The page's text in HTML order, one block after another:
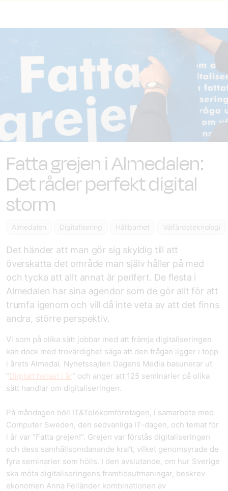
Fatta grejen i Almedalen:
Det råder perfekt digital
storm
Almedalen Digitalisering Hållbarhet Välfärdsteknologi
Det händer att man gör sig skyldig till att
överskatta det område man själv håller på med
och tycka att allt annat är perifert. De flesta i
Almedalen har sina agendor som de gör allt för att
trumfa igenom och vill då inte veta av att det finns
andra, större perspektiv.
Vi som på olika sätt jobbar med att främja digitaliseringen
kan dock med trovärdighet säga att den frågan ligger i topp
i årets Almedal. Nyhetssajten Dagens Media basunerar ut
”Digitalt hetast i år” och anger att 125 seminarier på olika
sätt handlar om digitaliseringen.
På måndagen höll IT&Telekomföretagen, i samarbete med
Computer Sweden, den sedvanliga IT-dagen, och temat för
i år var ”Fatta grejen!”. Grejen var förstås digitaliseringen
och dess samhällsomdanande kraft, vilket genomsyrade de
fyra seminarier som hölls. I den avslutande, om hur Sverige
ska möta digitaliseringens framtidsutmaningar, beskrev
ekonomen Anna Felländer kombinationen av